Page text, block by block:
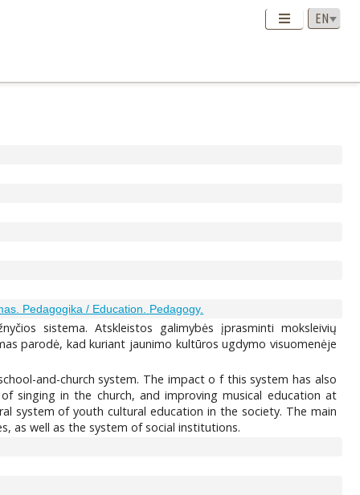
Pedagogika / Education. Pedagogy.
sistema. Atskleistos galimybės įprasminti moksleivių
parodė, kad kuriant jaunimo kultūros ugdymo visuomenėje
and-church system. The impact o f this system has also
singing in the church, and improving musical education at
system of youth cultural education in the society. The main
as well as the system of social institutions.